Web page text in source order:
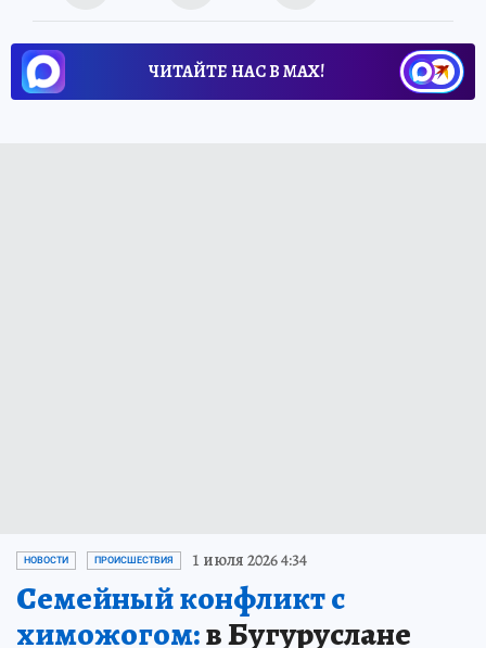
ЧИТАЙТЕ НАС В МАХ!
НОВОСТИ ПРОИСШЕСТВИЯ 1 июля 2026 4:34
Семейный конфликт с
химожогом:в Бугуруслане